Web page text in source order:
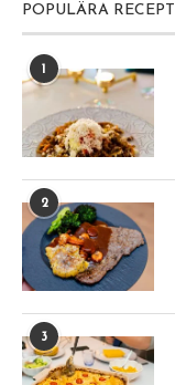
POPULÄRA RECEPT
2
3